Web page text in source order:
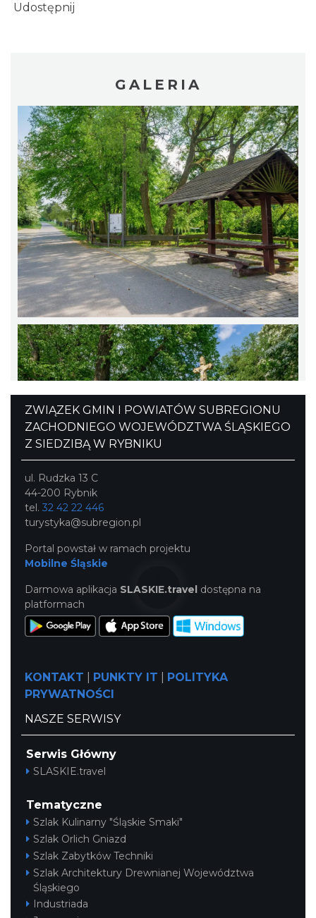
Udostępnij
GALERIA
ZWIĄZEK GMIN I POWIATÓW SUBREGIONU
ZACHODNIEGO WOJEWÓDZTWA ŚLĄSKIEGO
Z SIEDZIBĄ W RYBNIKU
ul. Rudzka 13 C
44-200 Rybnik
tel. 32 42 22 446
turystyka@subregion.pl
Portal powstał w ramach projektu
Mobilne Śląskie
Darmowa aplikacja SLASKIE.travel dostępna na
platformach
KONTAKT PUNKTY IT
POLITYKA
PRYWATNOŚCI
NASZE SERWISY
Serwis Główny
SLASKIE.travel
Tematyczne
Szlak Kulinarny "Śląskie Smaki"
Szlak Orlich Gniazd
Szlak Zabytków Techniki
Szlak Architektury Drewnianej Województwa
Śląskiego
Industriada